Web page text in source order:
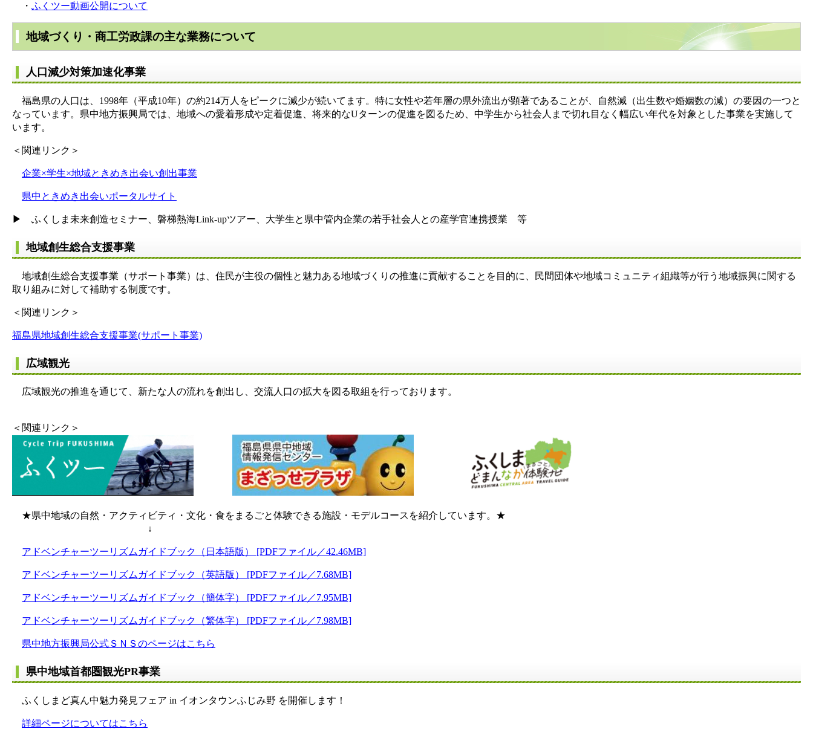
・ ふくツー動画公開について
地域づくり・商工労政課の主な業務について
人口減少対策加速化事業
福島県の人口は、1998年（平成10年）の約214万人をピークに減少が続いてます。特に女性や若年層の県外流出が顕著であることが、自然減（出生数や婚姻数の減）の要因の一つと
なっています。県中地方振興局では、地域への愛着形成や定着促進、将来的なUターンの促進を図るため、中学生から社会人まで切れ目なく幅広い年代を対象とした事業を実施して
います。
＜関連リンク＞
企業×学生×地域ときめき出会い創出事業
県中ときめき出会いポータルサイト
▶ ふくしま未来創造セミナー、磐梯熱海Link-upツアー、​大学生と県中管内企業の若手社会人との産学官連携授業 等
地域創生総合支援事業
地域創生総合支援事業（サポート事業）は、住民が主役の個性と魅力ある地域づくりの推進に貢献することを目的に、民間団体や地域コミュニティ組織等が行う地域振興に関する
取り組みに対して補助する制度です。
＜関連リンク＞
福島県地域創生総合支援事業(サポート事業)
広域観光
広域観光の推進を通じて、新たな人の流れを創出し、交流人口の拡大を図る取組を行っております。
＜関連リンク＞
★県中地域の自然・アクティビティ・文化・食をまるごと体験できる施設・モデルコースを紹介しています。★
↓
アドベンチャーツーリズムガイドブック（日本語版） [PDFファイル／42.46MB]
アドベンチャーツーリズムガイドブック（英語版） [PDFファイル／7.68MB]
アドベンチャーツーリズムガイドブック（簡体字） [PDFファイル／7.95MB]
アドベンチャーツーリズムガイドブック（繁体字） [PDFファイル／7.98MB]
県中地方振興局公式ＳＮＳのページはこちら
県中地域首都圏観光PR事業
ふくしまど真ん中魅力発見フェア in イオンタウンふじみ野 を開催します！
詳細ページについてはこちら